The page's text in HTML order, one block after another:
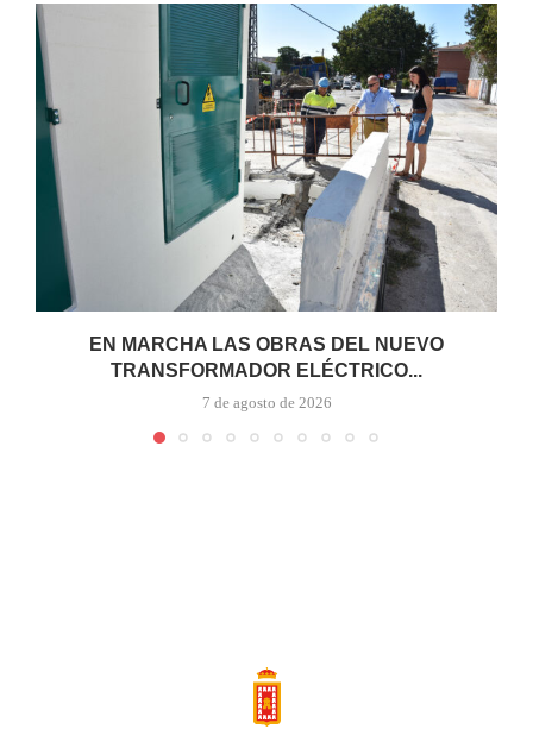
EN MARCHA LAS OBRAS DEL NUEVO
TRANSFORMADOR ELÉCTRICO...
7 de agosto de 2026